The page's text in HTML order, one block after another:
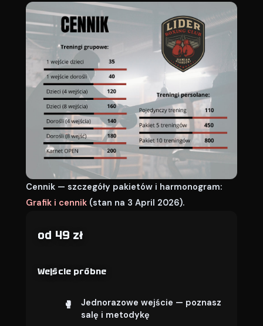
Cennik — szczegóły pakietów i harmonogram:
Grafik i cennik (stan na 3 April 2026).
od 49 zł
Wejście próbne
Jednorazowe wejście — poznasz
salę i metodykę